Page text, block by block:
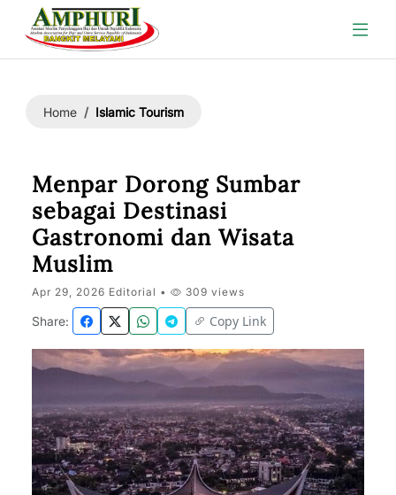
Home Islamic Tourism
Menpar Dorong Sumbar
sebagai Destinasi
Gastronomi dan Wisata
Muslim
Apr 29, 2026 Editorial • 309 views
Share: Copy Link